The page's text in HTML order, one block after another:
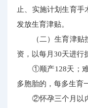
止、实施计划生育
发放生育津贴。
（二）生育津
资，以每月30天进行
①顺产128天；
多胞胎的，每多生育
②怀孕三个月以